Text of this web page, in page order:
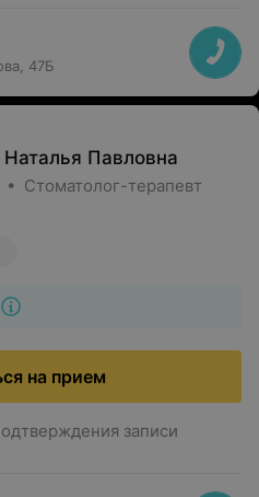
47Б
Наталья Павловна
Стоматолог-терапевт
на прием
записи